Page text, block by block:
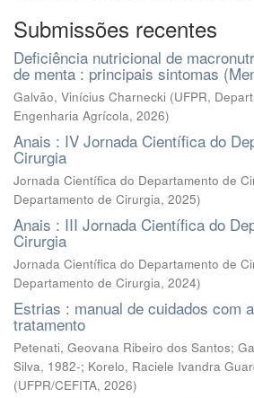
Submissões recentes
Deficiência nutricional de
de menta : principais sintomas
Galvão, Vinícius Charnecki (UFPR,
Engenharia Agrícola, 2026)
Anais : IV Jornada Científica do
Cirurgia
Jornada Científica do Departamento de
Departamento de Cirurgia, 2025)
Anais : III Jornada Científica do
Cirurgia
Jornada Científica do Departamento de
Departamento de Cirurgia, 2024)
Estrias : manual de cuidados com
tratamento
Petenati, Geovana Ribeiro dos Santos;
Silva, 1982-; Korelo, Raciele Ivandra
(UFPR/CEFITA, 2026)